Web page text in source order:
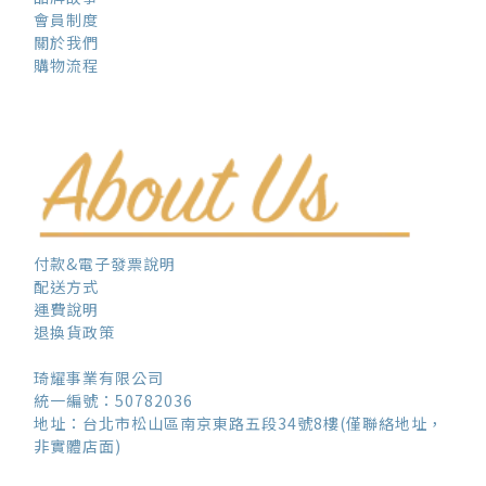
會員制度
關於我們
購物流程
付款&電子發票說明
配送方式
運費說明
退換貨政策
琦耀事業有限公司
統一編號：50782036
地址：台北市松山區南京東路五段34號8樓(僅聯絡地址，
非實體店面)